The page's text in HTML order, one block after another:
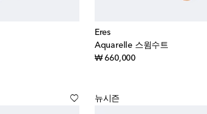
Eres
Aquarelle 스윔수트
₩ 660,000original price
뉴시즌